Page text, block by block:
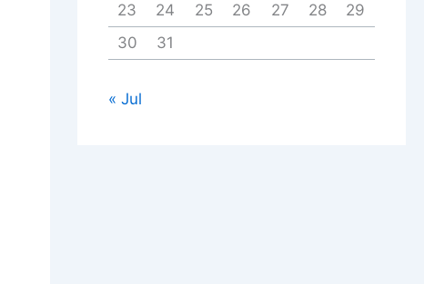
23
24 25 26 27 28
29
30
31
« Jul